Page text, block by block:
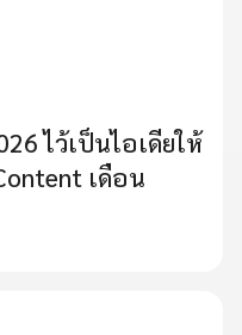
ไว้เป็นไอเดียให้
เดือน